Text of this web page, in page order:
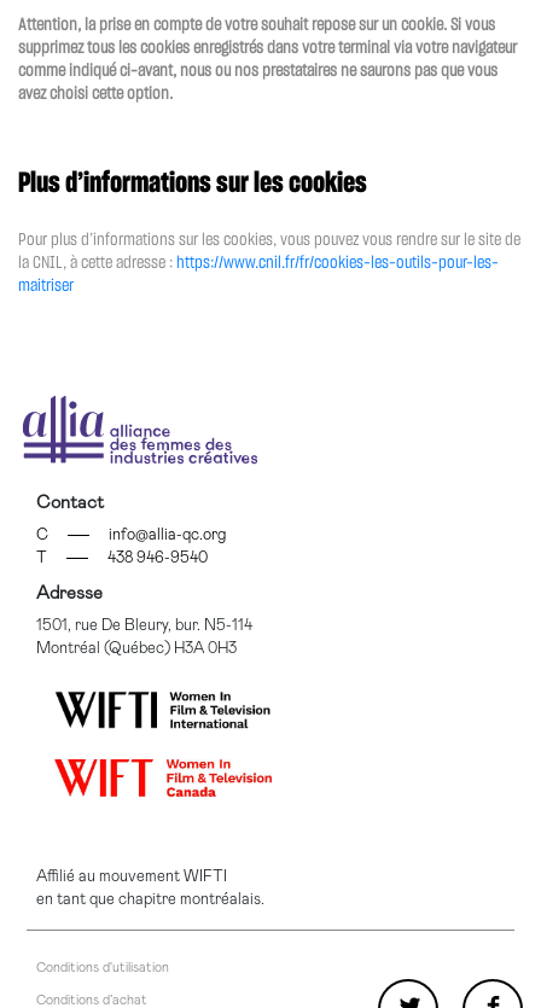
Attention, la prise en compte de votre souhait repose sur un cookie. Si vous
supprimez tous les cookies enregistrés dans votre terminal via votre navigateur
comme indiqué ci-avant, nous ou nos prestataires ne saurons pas que vous
avez choisi cette option.
Plus d’informations sur les cookies
Pour plus d’informations sur les cookies, vous pouvez vous rendre sur le site de
la CNIL, à cette adresse : https://www.cnil.fr/fr/cookies-les-outils-pour-les-
maitriser
Contact
C
info@allia-qc.org
438 946-9540
Adresse
1501, rue De Bleury, bur. N5-114
Montréal (Québec) H3A 0H3
Affilié au mouvement WIFTI
en tant que chapitre montréalais.
Conditions d'utilisation
Conditions d’achat